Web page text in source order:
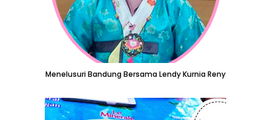
Menelusuri Bandung Bersama Lendy Kurnia Reny